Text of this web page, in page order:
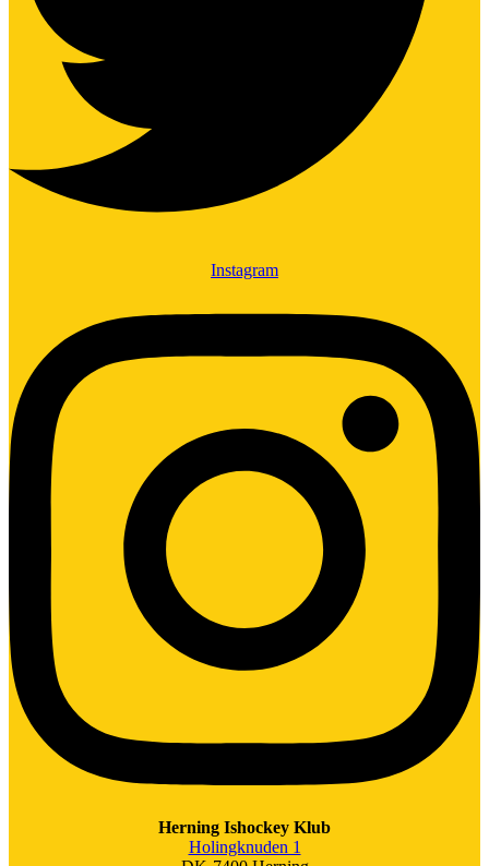
Instagram
Herning Ishockey Klub
Holingknuden 1